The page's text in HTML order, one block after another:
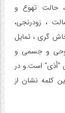
حالت تهوع و
، زودرنجی،
گری ، تمایل
و جسمی و
"أذی" است.و در
کلمه نشان از